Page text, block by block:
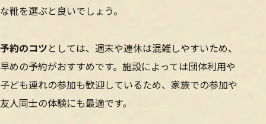
な靴を選ぶと良いでしょう。
予約のコツとしては、週末や連休は混雑しやすいため、
早めの予約がおすすめです。施設によっては団体利用や
子ども連れの参加も歓迎しているため、家族での参加や
友人同士の体験にも最適です。